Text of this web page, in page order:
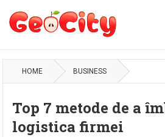
HOME BUSINESS
Top 7 metode de a
logistica firmei